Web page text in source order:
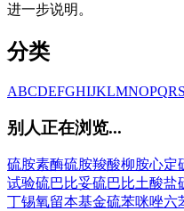
进一步说明。
分类
ABCDEFGHIJKLMNOPQRS
别人正在浏览...
硫胺素酶硫胺羧酸柳胺心定
试验硫巴比妥硫巴比土酸盐
丁锡氧留本基金硫苯咪唑六